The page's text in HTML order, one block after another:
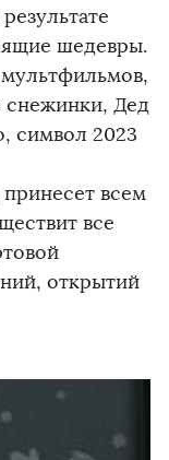
шедевры.
снежинки, Дед
символ 2023
всем
все
открытий